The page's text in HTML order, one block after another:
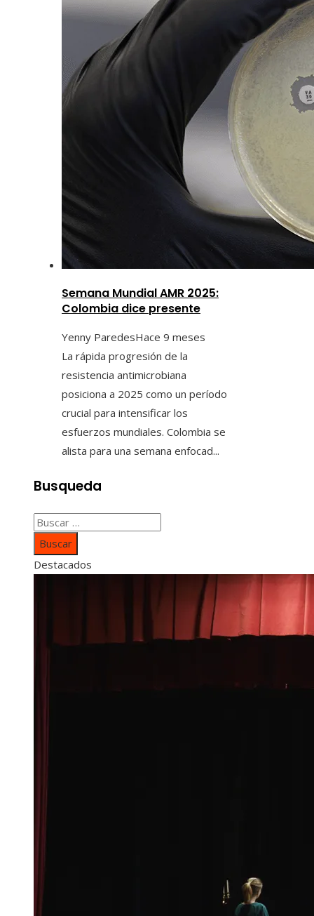
Semana Mundial AMR 2025:
Colombia dice presente
Yenny ParedesHace 9 meses
La rápida progresión de la
resistencia antimicrobiana
posiciona a 2025 como un período
crucial para intensificar los
esfuerzos mundiales. Colombia se
alista para una semana enfocad...
Busqueda
Buscar:
Destacados